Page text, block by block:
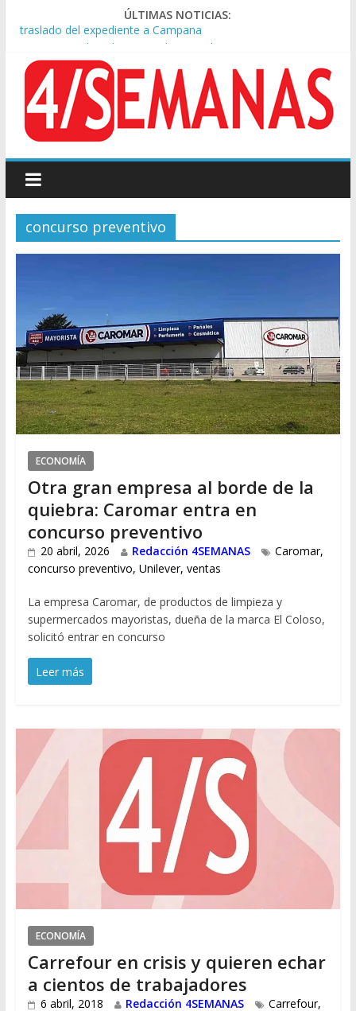
ÚLTIMAS NOTICIAS:
A pocas cuadras de La Bombonera chocaron un tren y un
Día de San Cayetano: masiva marcha a Plaza de Mayo de
sindicatos y organizaciones sociales
Pesar por la muerte de Leandro Rud, histórico representante
y conductor de TV
Tras la aprobación de la ley de propiedad privada, Bullrich
apuntó: “Vino un poco endiablada”
Causa AFA: el juez Amarante calificó de “ficción judicial” el
traslado del expediente a Campana
concurso preventivo
ECONOMÍA
Otra gran empresa al borde de la
quiebra: Caromar entra en
concurso preventivo
20 abril, 2026 Redacción 4SEMANAS Caromar,
concurso preventivo, Unilever, ventas
La empresa Caromar, de productos de limpieza y
supermercados mayoristas, dueña de la marca El Coloso,
solicitó entrar en concurso
Leer más
ECONOMÍA
Carrefour en crisis y quieren echar
a cientos de trabajadores
6 abril, 2018 Redacción 4SEMANAS Carrefour,